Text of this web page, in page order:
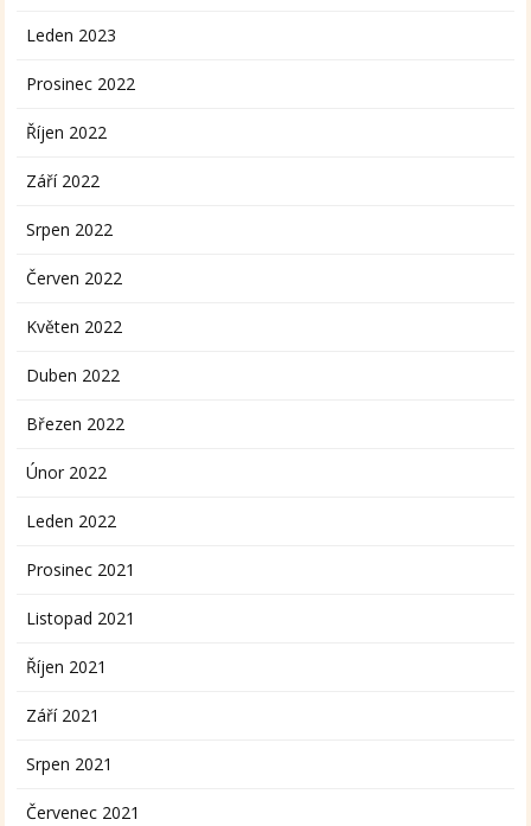
Leden 2023
Prosinec 2022
Říjen 2022
Září 2022
Srpen 2022
Červen 2022
Květen 2022
Duben 2022
Březen 2022
Únor 2022
Leden 2022
Prosinec 2021
Listopad 2021
Říjen 2021
Září 2021
Srpen 2021
Červenec 2021